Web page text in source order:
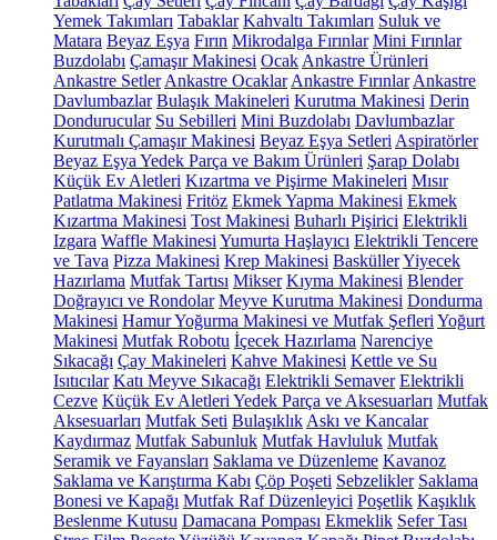
Yemek Takımları Tabaklar Kahvaltı Takımları Suluk ve
Matara Beyaz Eşya Fırın Mikrodalga Fırınlar Mini Fırınlar
Buzdolabı Çamaşır Makinesi Ocak Ankastre Ürünleri
Ankastre Setler Ankastre Ocaklar Ankastre Fırınlar Ankastre
Davlumbazlar Bulaşık Makineleri Kurutma Makinesi Derin
Dondurucular Su Sebilleri Mini Buzdolabı Davlumbazlar
Kurutmalı Çamaşır Makinesi Beyaz Eşya Setleri Aspiratörler
Beyaz Eşya Yedek Parça ve Bakım Ürünleri Şarap Dolabı
Küçük Ev Aletleri Kızartma ve Pişirme Makineleri Mısır
Patlatma Makinesi Fritöz Ekmek Yapma Makinesi Ekmek
Kızartma Makinesi Tost Makinesi Buharlı Pişirici Elektrikli
Izgara Waffle Makinesi Yumurta Haşlayıcı Elektrikli Tencere
ve Tava Pizza Makinesi Krep Makinesi BasküllerYiyecek
Hazırlama Mutfak Tartısı Mikser Kıyma Makinesi Blender
Doğrayıcı ve Rondolar Meyve Kurutma Makinesi Dondurma
Makinesi Hamur Yoğurma Makinesi ve Mutfak Şefleri Yoğurt
Makinesi Mutfak Robotu İçecek Hazırlama Narenciye
Sıkacağı Çay Makineleri Kahve Makinesi Kettle ve Su
Isıtıcılar Katı Meyve Sıkacağı Elektrikli Semaver Elektrikli
Cezve Küçük Ev Aletleri Yedek Parça ve Aksesuarları Mutfak
Aksesuarları Mutfak Seti Bulaşıklık Askı ve Kancalar
Kaydırmaz Mutfak Sabunluk Mutfak Havluluk Mutfak
Seramik ve Fayansları Saklama ve Düzenleme Kavanoz
Saklama ve Karıştırma Kabı Çöp Poşeti Sebzelikler Saklama
Bonesi ve Kapağı Mutfak Raf Düzenleyici Poşetlik Kaşıklık
Beslenme Kutusu Damacana Pompası Ekmeklik Sefer Tası